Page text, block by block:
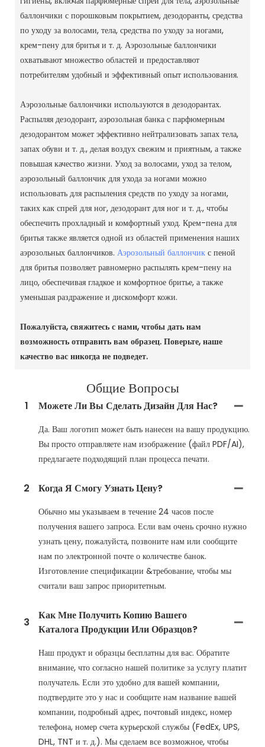
баллончики с порошковым покрытием, дезодоранты, средства
по уходу за волосами, тела, средства по уходу за ногами,
крем-пену для бритья и т. д. Аэрозольные баллончики
охватывают множество областей и предоставляют
потребителям удобный и эффективный опыт использования.
Аэрозольные баллончики используются в дезодорантах.
Распыляя дезодорант, аэрозольная банка с парфюмерным
дезодорантом может эффективно нейтрализовать запах тела,
запах обуви и т. д., делая воздух свежим и приятным, а также
повышая качество жизни. Уход за волосами, уход за телом,
аэрозольный баллончик для ухода за ногами можно
использовать для распыления средств по уходу за ногами,
таких как спрей для ног, дезодорант для ног и т. д., чтобы
обеспечить прохладный и комфортный уход. Крем-пена для
бритья также является одной из областей применения наших
аэрозольных баллончиков. Аэрозольный баллончикс пеной
для бритья позволяет равномерно распылять крем-пену на
лицо, обеспечивая гладкое и комфортное бритье, а также
уменьшая раздражение и дискомфорт кожи.
Пожалуйста, свяжитесь с нами, чтобы дать нам
возможность отправить вам образец. Поверьте, наше
качество вас никогда не подведет.
Общие Вопросы
1 Можете Ли Вы Сделать Дизайн Для Нас?
Да. Ваш логотип может быть нанесен на вашу продукцию.
Вы просто отправляете нам изображение (файл PDF/AI),
предлагаете подходящий план процесса печати.
2 Когда Я Смогу Узнать Цену?
Обычно мы указываем в течение 24 часов после
получения вашего запроса. Если вам очень срочно нужно
узнать цену, пожалуйста, позвоните нам или сообщите
нам по электронной почте о количестве банок.
Изготовление спецификации &требование, чтобы мы
считали ваш запрос приоритетным.
3
Как Мне Получить Копию Вашего
Каталога Продукции Или Образцов?
Наш продукт и образцы бесплатны для вас. Обратите
внимание, что согласно нашей политике за услугу платит
получатель. Если это удобно для вашей компании,
подтвердите это у нас и сообщите нам название вашей
компании, подробный адрес, почтовый индекс, номер
телефона, номер счета курьерской службы (FedEx, UPS,
DHL, TNT и т. д.). Мы сделаем все возможное, чтобы